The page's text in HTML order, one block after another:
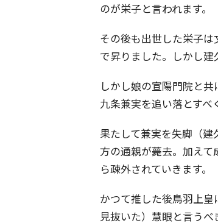
のが栄子と言われます。
その後も出世した栄子
で昇りました。しかし建
しかし娘の宣陽門院と共
九条兼実を追い落とすべ
果たして兼実を失脚（
方の通親が薨去。加え
ら疎外されていきます。
かつて推した後鳥羽上
見抜いた）慧眼と言うべ